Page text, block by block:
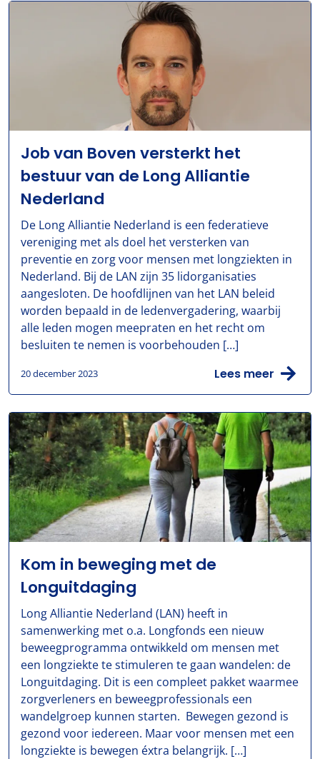
Job van Boven versterkt het
bestuur van de Long Alliantie
Nederland
De Long Alliantie Nederland is een federatieve
vereniging met als doel het versterken van
preventie en zorg voor mensen met longziekten in
Nederland. Bij de LAN zijn 35 lidorganisaties
aangesloten. De hoofdlijnen van het LAN beleid
worden bepaald in de ledenvergadering, waarbij
alle leden mogen meepraten en het recht om
besluiten te nemen is voorbehouden […]
20 december 2023 Lees meer
Kom in beweging met de
Longuitdaging
Long Alliantie Nederland (LAN) heeft in
samenwerking met o.a. Longfonds een nieuw
beweegprogramma ontwikkeld om mensen met
een longziekte te stimuleren te gaan wandelen: de
Longuitdaging. Dit is een compleet pakket waarmee
zorgverleners en beweegprofessionals een
wandelgroep kunnen starten. Bewegen gezond is
gezond voor iedereen. Maar voor mensen met een
longziekte is bewegen éxtra belangrijk. […]